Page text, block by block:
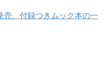
売、付録つきムック本の一